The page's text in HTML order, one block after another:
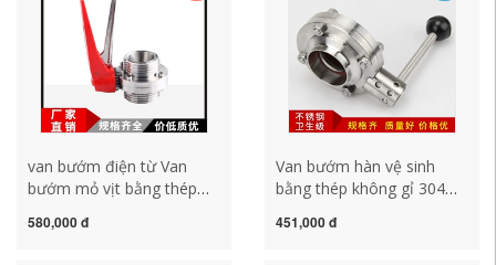
anphuthanh van bướm
inox 316
gạt pvc van cánh bướm
tay gạt
van bướm điện từ Van
bướm mỏ vịt bằng thép
bằng tay ren tròn SMS liên
580,000 đ
Van bướm hàn vệ sinh
bằng thép không gỉ 304
hàn mông tiêu chuẩn Đức
451,000 đ